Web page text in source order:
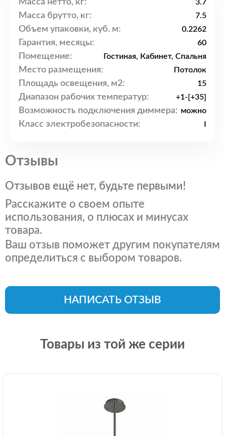
Масса нетто, кг: 3.7
Масса брутто, кг: 7.5
Объем упаковки, куб. м: 0.2262
Гарантия, месяцы: 60
Помещение: Гостиная, Кабинет, Спальня
Место размещения: Потолок
Площадь освещения, м2: 15
Диапазон рабочих температур: +1-[+35]
Возможность подключения диммера: можно
Класс электробезопасности:
Отзывы
Отзывов ещё нет, будьте первыми!
Расскажите о своем опыте
использования, о плюсах и минусах
товара.
Ваш отзыв поможет другим покупателям
определиться с выбором товаров.
НАПИСАТЬ ОТЗЫВ
Товары из той же серии